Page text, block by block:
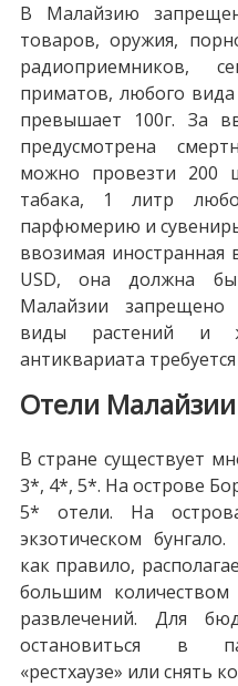
В Малайзию
товаров, оружия,
радиоприемников,
приматов, любого вида
превышает 100г. За
предусмотрена
можно провезти 200
табака, 1 литр
парфюмерию и
ввозимая
USD, она должна
Малайзии запрещено
виды растений и
антиквариата
Отели Малайзии
В стране существует
3*, 4*, 5*. На острове
5* отели. На
экзотическом
как правило,
большим количеством
развлечений. Для
остановиться в
«рестхаузе» или снять